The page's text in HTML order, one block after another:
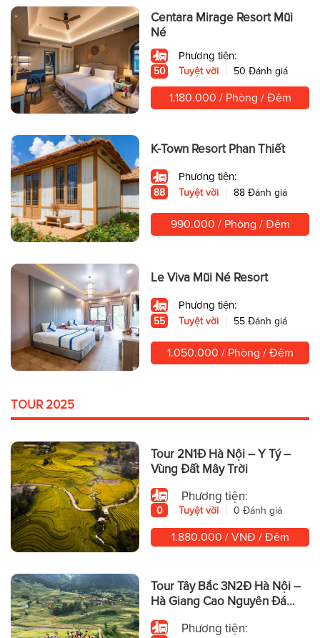
Centara Mirage Resort Mũi
Né
Phương tiện:
50 Tuyệt vời 50 Đánh giá
1.180.000 / Phòng / Đêm
K-Town Resort Phan Thiết
Phương tiện:
88 Tuyệt vời 88 Đánh giá
990.000 / Phòng / Đêm
Le Viva Mũi Né Resort
Phương tiện:
55 Tuyệt vời 55 Đánh giá
1.050.000 / Phòng / Đêm
TOUR 2025
Tour 2N1Đ Hà Nội – Y Tý –
Vùng Đất Mây Trời
Phương tiện:
0 Tuyệt vời 0 Đánh giá
1.880.000 / VNĐ / Đêm
Tour Tây Bắc 3N2Đ Hà Nội –
Hà Giang Cao Nguyên Đá
Hùng Vĩ
Phương tiện: